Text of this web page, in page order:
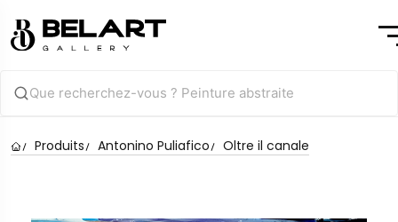
Produits Antonino Puliafico Oltre il canale